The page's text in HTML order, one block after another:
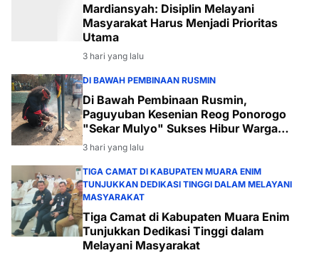
Mardiansyah: Disiplin Melayani
Masyarakat Harus Menjadi Prioritas
Utama
3 hari yang lalu
DI BAWAH PEMBINAAN RUSMIN
Di Bawah Pembinaan Rusmin,
Paguyuban Kesenian Reog Ponorogo
"Sekar Mulyo" Sukses Hibur Warga
Desa Payabakal
3 hari yang lalu
TIGA CAMAT DI KABUPATEN MUARA ENIM
TUNJUKKAN DEDIKASI TINGGI DALAM MELAYANI
MASYARAKAT
Tiga Camat di Kabupaten Muara Enim
Tunjukkan Dedikasi Tinggi dalam
Melayani Masyarakat